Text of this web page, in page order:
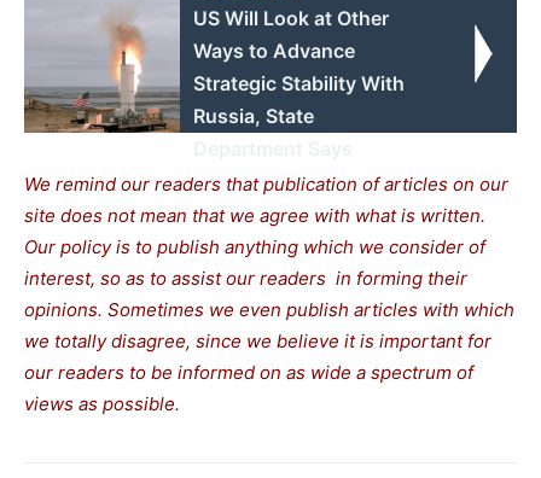
US Will Look at Other
Ways to Advance
Strategic Stability With
Russia, State
We remind our readers that publication of articles on our
site does not mean that we agree with what is written.
Our policy is to publish anything which we consider of
interest, so as to assist our readers in forming their
opinions. Sometimes we even publish articles with which
we totally disagree, since we believe it is important for
our readers to be informed on as wide a spectrum of
views as possible.